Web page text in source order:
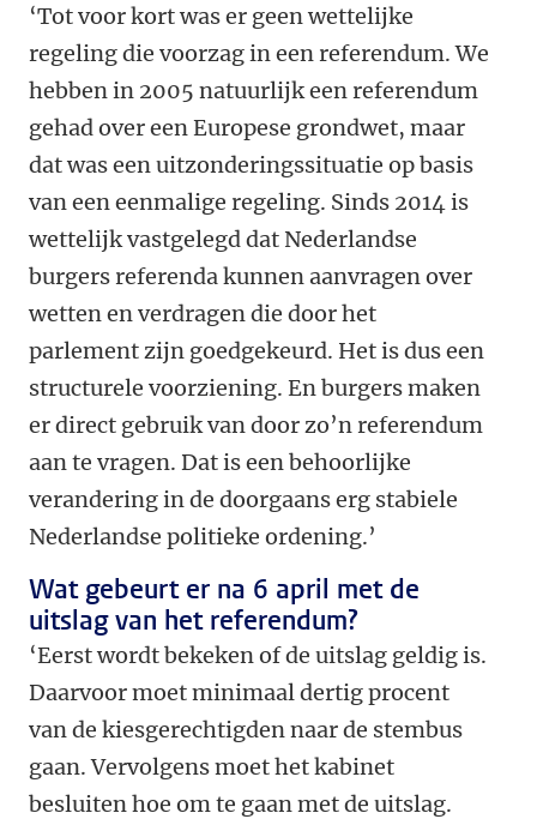
‘Tot voor kort was er geen wettelijke
regeling die voorzag in een referendum. We
hebben in 2005 natuurlijk een referendum
gehad over een Europese grondwet, maar
dat was een uitzonderingssituatie op basis
van een eenmalige regeling. Sinds 2014 is
wettelijk vastgelegd dat Nederlandse
burgers referenda kunnen aanvragen over
wetten en verdragen die door het
parlement zijn goedgekeurd. Het is dus een
structurele voorziening. En burgers maken
er direct gebruik van door zo’n referendum
aan te vragen. Dat is een behoorlijke
verandering in de doorgaans erg stabiele
Nederlandse politieke ordening.’
Wat gebeurt er na 6 april met de
uitslag van het referendum?
‘Eerst wordt bekeken of de uitslag geldig is.
Daarvoor moet minimaal dertig procent
van de kiesgerechtigden naar de stembus
gaan. Vervolgens moet het kabinet
besluiten hoe om te gaan met de uitslag.